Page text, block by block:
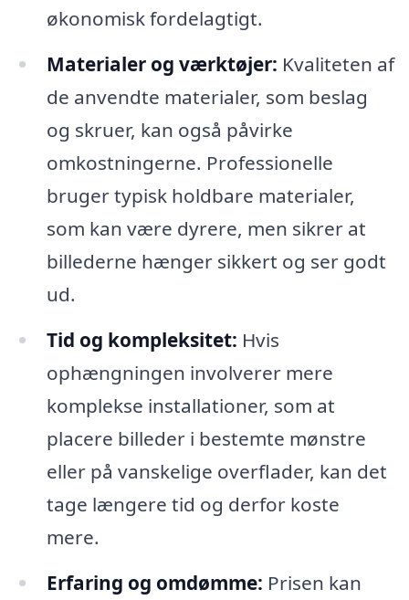
økonomisk fordelagtigt.
Materialer og værktøjer: Kvaliteten af
de anvendte materialer, som beslag
og skruer, kan også påvirke
omkostningerne. Professionelle
bruger typisk holdbare materialer,
som kan være dyrere, men sikrer at
billederne hænger sikkert og ser godt
ud.
Tid og kompleksitet: Hvis
ophængningen involverer mere
komplekse installationer, som at
placere billeder i bestemte mønstre
eller på vanskelige overflader, kan det
tage længere tid og derfor koste
mere.
Erfaring og omdømme: Prisen kan